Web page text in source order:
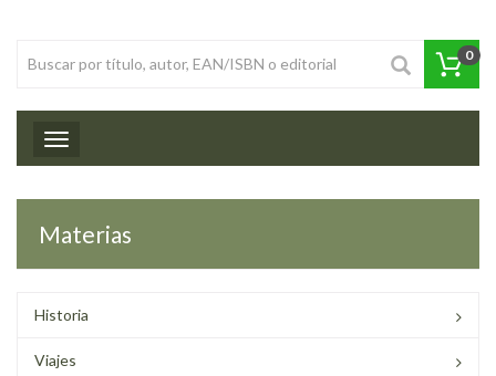
0
Toggle navigation
Materias
Historia
Viajes